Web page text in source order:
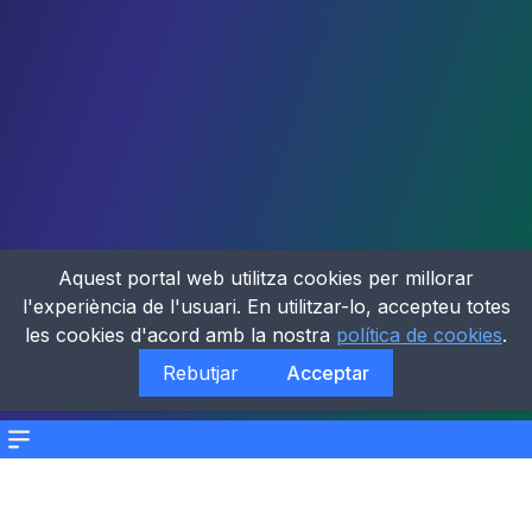
Menu
Aquest portal web utilitza cookies per millorar
l'experiència de l'usuari. En utilitzar-lo, accepteu totes
les cookies d'acord amb la nostra política de cookies.
Rebutjar
Acceptar